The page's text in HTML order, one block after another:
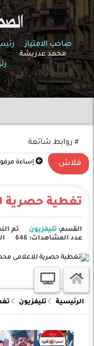
صاحب الامتياز
محمد عدريشة
# روابط شائعة
فلاش إساءة
تغطية حصرية
القسم: تليفزيون
تم
عدد المشاهدات: 646
الرئيسية تليفزيون
مشغل